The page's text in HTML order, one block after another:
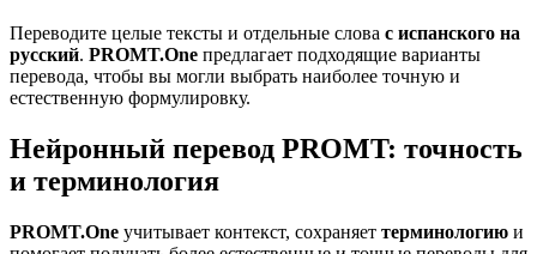
Переводите целые тексты и отдельные слова с испанского на
русский. PROMT.One предлагает подходящие варианты
перевода, чтобы вы могли выбрать наиболее точную и
естественную формулировку.
Нейронный перевод PROMT: точность
и терминология
PROMT.One учитывает контекст, сохраняет терминологию и